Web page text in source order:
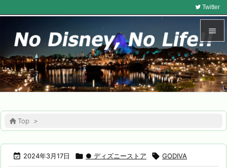


メニュ

サイド

検索
Twitter
Top >
 2024年3月17日  ● ディズニーストア  GODIVA